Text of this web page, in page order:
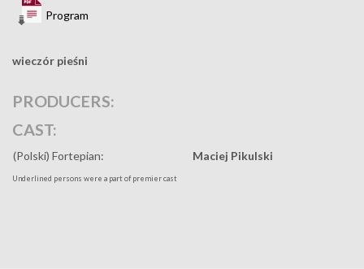
Program
wieczór pieśni
PRODUCERS:
CAST:
(Polski) Fortepian: Maciej Pikulski
Underlined persons were a part of premier cast